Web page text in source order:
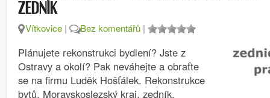
ZEDNÍK
Vítkovice | Bez komentářů |
Plánujete rekonstrukci bydlení? Jste z
Ostravy a okolí? Pak neváhejte a obraťte
se na firmu Luděk Hošťálek. Rekonstrukce
bytů, Moravskoslezský kraj, zedník,